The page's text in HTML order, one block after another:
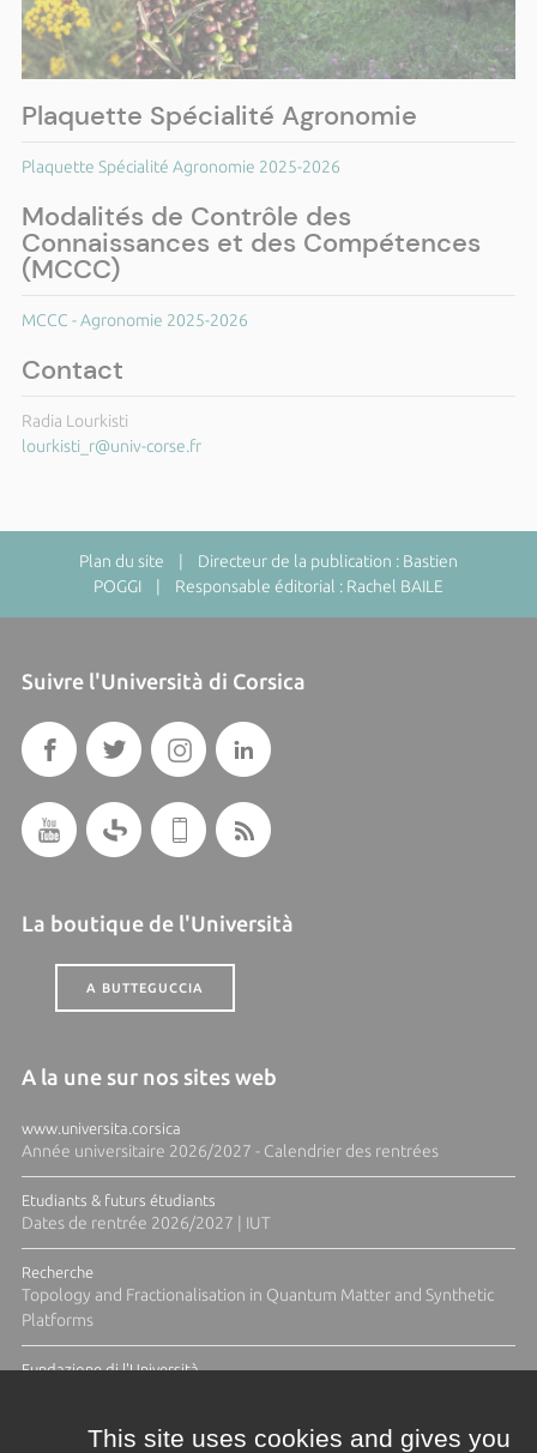
Plaquette Spécialité Agronomie
Plaquette Spécialité Agronomie 2025-2026
Modalités de Contrôle des
Connaissances et des Compétences
(MCCC)
MCCC - Agronomie 2025-2026
Contact
Radia Lourkisti
lourkisti_r@univ-corse.fr
Plan du site | Directeur de la publication : Bastien
POGGI | Responsable éditorial : Rachel BAILE
Suivre l'Università di Corsica
La boutique de l'Università
A BUTTEGUCCIA
A la une sur nos sites web
www.universita.corsica
Année universitaire 2026/2027 - Calendrier des rentrées
Etudiants & futurs étudiants
Dates de rentrée 2026/2027 | IUT
Recherche
Topology and Fractionalisation in Quantum Matter and Synthetic
Platforms
Fundazione di l'Università
This site uses cookies and gives you